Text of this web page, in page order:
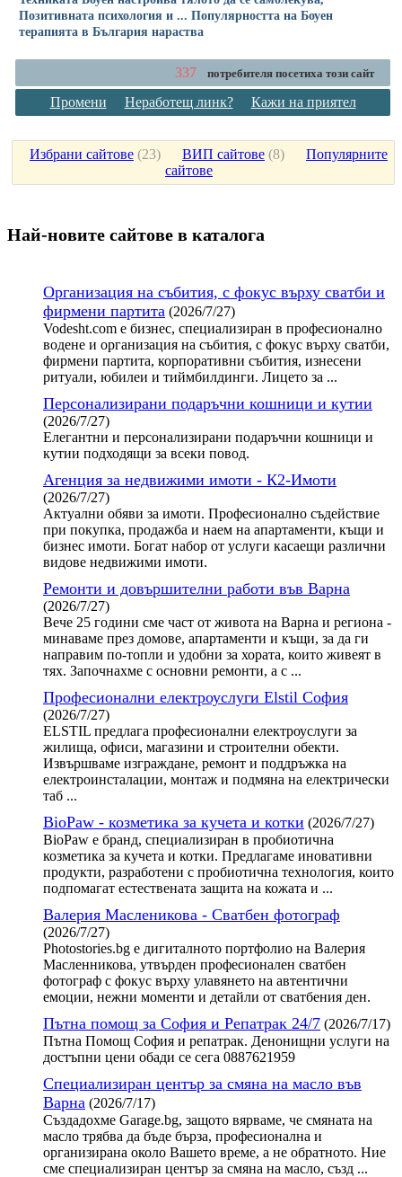
Позитивната психология и ... Популярността на Боуен
терапията в България нараства
337 потребителя посетиха този сайт
Промени Неработещ линк? Кажи на приятел
Избрани сайтове (23) ВИП сайтове (8) Популярните
сайтове
Най-новите сайтoве в каталога
Организация на събития, с фокус върху сватби и
фирмени партита (2026/7/27)
Vodesht.com е бизнес, специализиран в професионално
водене и организация на събития, с фокус върху сватби,
фирмени партита, корпоративни събития, изнесени
ритуали, юбилеи и тиймбилдинги. Лицето за ...
Персонализирани подаръчни кошници и кутии
(2026/7/27)
Елегантни и персонализирани подаръчни кошници и
кутии подходящи за всеки повод.
Агенция за недвижими имоти - К2-Имоти
(2026/7/27)
Актуални обяви за имоти. Професионално съдействие
при покупка, продажба и наем на апартаменти, къщи и
бизнес имоти. Богат набор от услуги касаещи различни
видове недвижими имоти.
Ремонти и довършителни работи във Варна
(2026/7/27)
Вече 25 години сме част от живота на Варна и региона -
минаваме през домове, апартаменти и къщи, за да ги
направим по-топли и удобни за хората, които живеят в
тях. Започнахме с основни ремонти, а с ...
Професионални електроуслуги Elstil София
(2026/7/27)
ELSTIL предлага професионални електроуслуги за
жилища, офиси, магазини и строителни обекти.
Извършваме изграждане, ремонт и поддръжка на
електроинсталации, монтаж и подмяна на електрически
таб ...
BioPaw - козметика за кучета и котки (2026/7/27)
BioPaw е бранд, специализиран в пробиотична
козметика за кучета и котки. Предлагаме иновативни
продукти, разработени с пробиотична технология, които
подпомагат естествената защита на кожата и ...
Валерия Масленикова - Сватбен фотограф
(2026/7/27)
Photostories.bg е дигиталното портфолио на Валерия
Масленникова, утвърден професионален сватбен
фотограф с фокус върху улавянето на автентични
емоции, нежни моменти и детайли от сватбения ден.
Пътна помощ за София и Репатрак 24/7 (2026/7/17)
Пътна Помощ София и репатрак. Денонищни услуги на
достъпни цени обади се сега 0887621959
Специализиран център за смяна на масло във
Варна (2026/7/17)
Създадохме Garage.bg, защото вярваме, че смяната на
масло трябва да бъде бърза, професионална и
организирана около Вашето време, а не обратното. Ние
сме специализиран център за смяна на масло, създ ...